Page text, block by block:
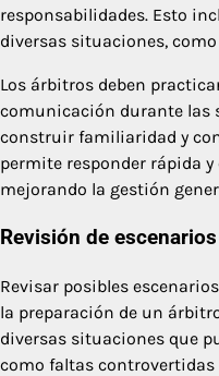
responsabilidades. Esto
diversas situaciones,
Los árbitros deben
comunicación durante las
construir familiaridad y
permite responder rápida
mejorando la gestión
Revisión de
Revisar posibles
la preparación de un
diversas situaciones que
como faltas